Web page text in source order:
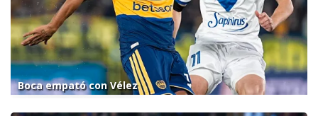
Boca empató con Vélez